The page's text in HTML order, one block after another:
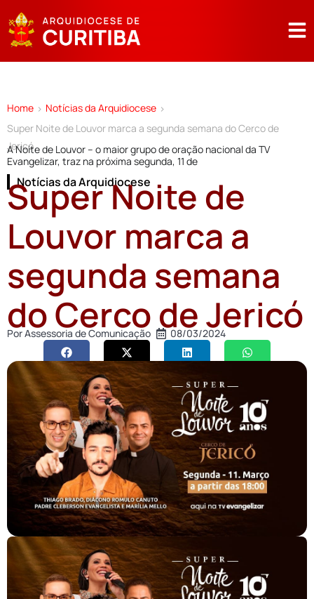
Home > Notícias da Arquidiocese >
Super Noite de Louvor marca a segunda semana do Cerco de
Jericó
A Noite de Louvor – o maior grupo de oração nacional da TV
Evangelizar, traz na próxima segunda, 11 de
Notícias da Arquidiocese
Super Noite de
Louvor marca a
segunda semana
do Cerco de Jericó
PorAssessoria de Comunicação 08/03/2024